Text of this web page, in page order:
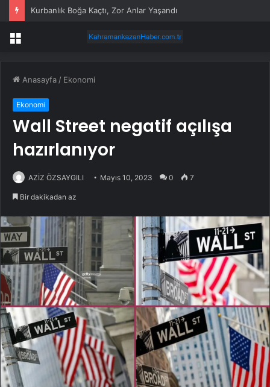
Kurbanlık Boğa Kaçtı, Zor Anlar Yaşandı
Menü
Anasayfa / Ekonomi
Ekonomi
Wall Street negatif açılışa
hazırlanıyor
AZİZ ÖZSAYGILI Mayıs 10, 2023 0 7
Bir dakikadan az